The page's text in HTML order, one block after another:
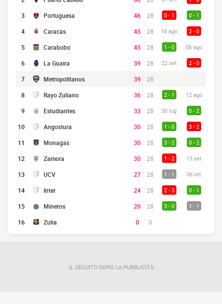
3 Portuguesa 46 28 0 - 1 0 - 1
4 Caracas 45 28 18 ago 2 - 0
5 Carabobo 45 28 1 - 0 06 ago
6 La Guaira 39 28 22 set 2 - 0
7 Metropolitanos 39
28
8
Rayo Zuliano 36 28 2 - 1 12 ago
9 Estudiantes 33 28 30 lug 0 - 2
10 Angostura 30 28 1 - 0 3 - 2
11 Monagas 30 28 3 - 2 0 - 2
12 Zamora 30 28 1 - 2 15 set
13 UCV 27 28 1 - 1 06 ott
14 Inter 24 28 2 - 3 0 - 1
15 Mineros 20 28 3 - 0 1 - 1
16 Zulia 0 0
IL SEGUITO DOPO LA PUBBLICITÀ